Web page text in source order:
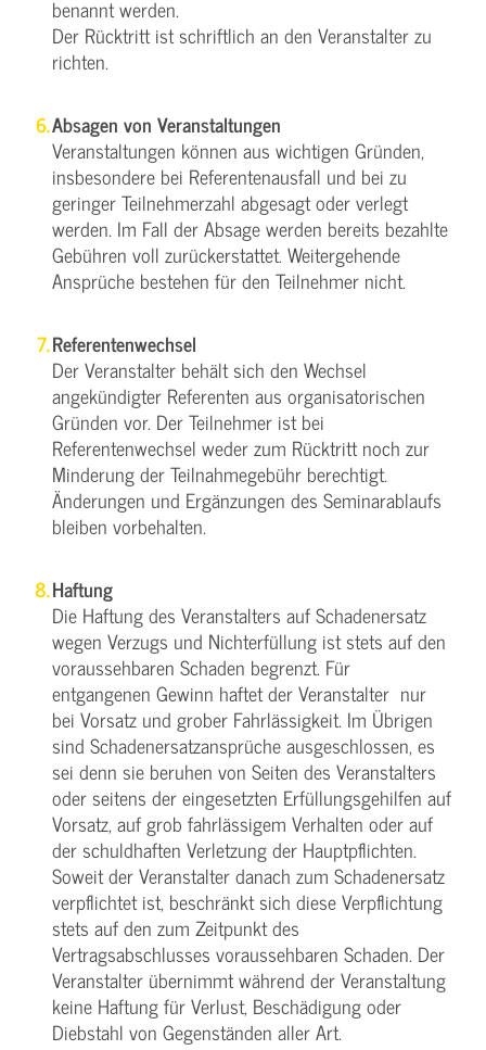
benannt werden.
Der Rücktritt ist schriftlich an den Veranstalter zu
richten.
Absagen von Veranstaltungen
Veranstaltungen können aus wichtigen Gründen,
insbesondere bei Referentenausfall und bei zu
geringer Teilnehmerzahl abgesagt oder verlegt
werden. Im Fall der Absage werden bereits bezahlte
Gebühren voll zurückerstattet. Weitergehende
Ansprüche bestehen für den Teilnehmer nicht.
Referentenwechsel
Der Veranstalter behält sich den Wechsel
angekündigter Referenten aus organisatorischen
Gründen vor. Der Teilnehmer ist bei
Referentenwechsel weder zum Rücktritt noch zur
Minderung der Teilnahmegebühr berechtigt.
Änderungen und Ergänzungen des Seminarablaufs
bleiben vorbehalten.
Haftung
Die Haftung des Veranstalters auf Schadenersatz
wegen Verzugs und Nichterfüllung ist stets auf den
voraussehbaren Schaden begrenzt. Für
entgangenen Gewinn haftet der Veranstalter nur
bei Vorsatz und grober Fahrlässigkeit. Im Übrigen
sind Schadenersatzansprüche ausgeschlossen, es
sei denn sie beruhen von Seiten des Veranstalters
oder seitens der eingesetzten Erfüllungsgehilfen auf
Vorsatz, auf grob fahrlässigem Verhalten oder auf
der schuldhaften Verletzung der Hauptpflichten.
Soweit der Veranstalter danach zum Schadenersatz
verpflichtet ist, beschränkt sich diese Verpflichtung
stets auf den zum Zeitpunkt des
Vertragsabschlusses voraussehbaren Schaden. Der
Veranstalter übernimmt während der Veranstaltung
keine Haftung für Verlust, Beschädigung oder
Diebstahl von Gegenständen aller Art.